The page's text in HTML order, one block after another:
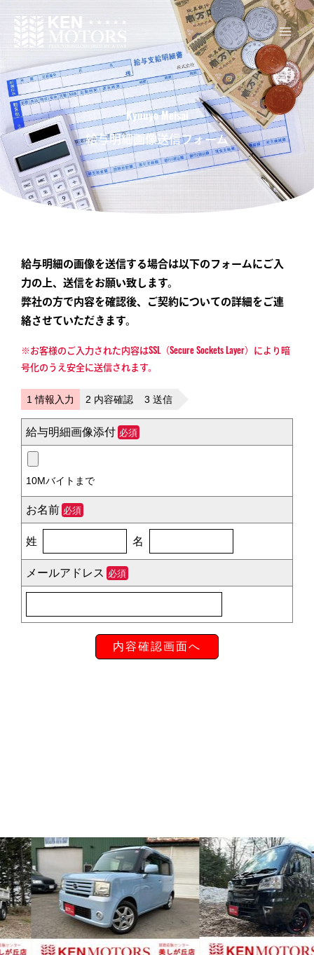
キ
ッ
Kyuuyo Meisai
給与明細画像送信フォーム
給与明細の画像を送信する場合は以下のフォームにご入
力の上、送信をお願い致します。
弊社の方で内容を確認後、ご契約についての詳細をご連
絡させていただきます。
※お客様のご入力された内容はSSL（Secure Sockets Layer）により暗
号化のうえ安全に送信されます。